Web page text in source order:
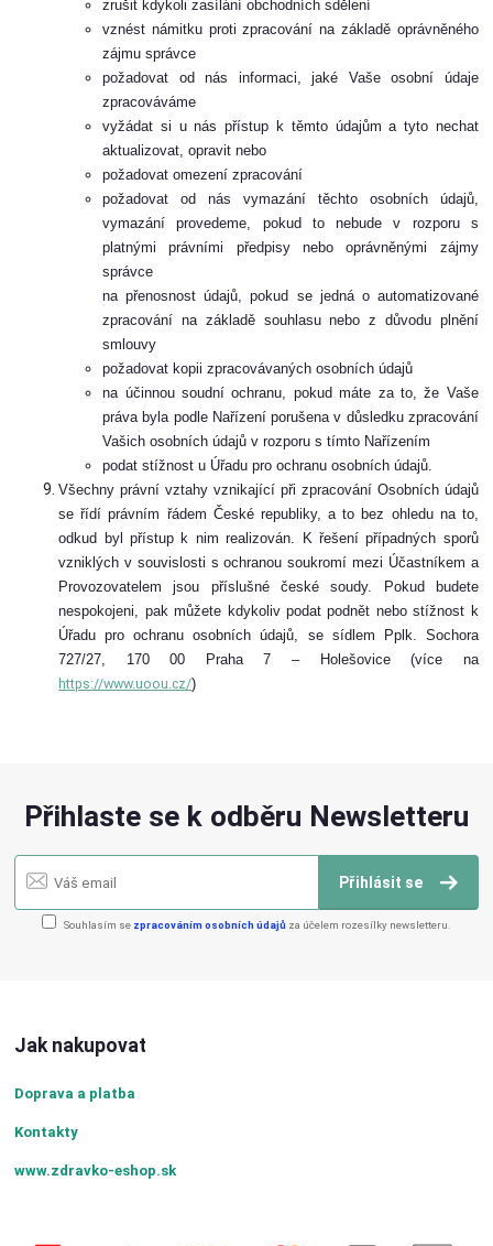
zrušit kdykoli zasílání obchodních sdělení
vznést námitku proti zpracování na základě oprávněného
zájmu správce
požadovat od nás informaci, jaké Vaše osobní údaje
zpracováváme
vyžádat si u nás přístup k těmto údajům a tyto nechat
aktualizovat, opravit nebo
požadovat omezení zpracování
požadovat od nás vymazání těchto osobních údajů,
vymazání provedeme, pokud to nebude v rozporu s
platnými právními předpisy nebo oprávněnými zájmy
správce
na přenosnost údajů, pokud se jedná o automatizované
zpracování na základě souhlasu nebo z důvodu plnění
smlouvy
požadovat kopii zpracovávaných osobních údajů
na účinnou soudní ochranu, pokud máte za to, že Vaše
práva byla podle Nařízení porušena v důsledku zpracování
Vašich osobních údajů v rozporu s tímto Nařízením
podat stížnost u Úřadu pro ochranu osobních údajů.
Všechny právní vztahy vznikající při zpracování Osobních údajů
se řídí právním řádem České republiky, a to bez ohledu na to,
odkud byl přístup k nim realizován. K řešení případných sporů
vzniklých v souvislosti s ochranou soukromí mezi Účastníkem a
Provozovatelem jsou příslušné české soudy. Pokud budete
nespokojeni, pak můžete kdykoliv podat podnět nebo stížnost k
Úřadu pro ochranu osobních údajů, se sídlem Pplk. Sochora
727/27, 170 00 Praha 7 – Holešovice (více na
https://www.uoou.cz/)
Přihlaste se k odběru Newsletteru
Přihlásit se
Souhlasím se zpracováním osobních údajů za účelem rozesílky newsletteru.
Jak nakupovat
Doprava a platba
Kontakty
www.zdravko-eshop.sk